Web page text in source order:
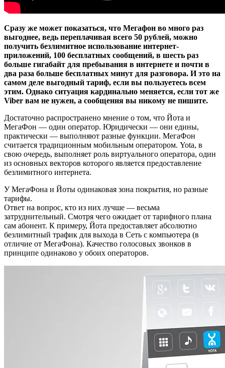
Сразу же может показаться, что Мегафон во много раз
выгоднее, ведь переплачивая всего 50 рублей, можно
получить безлимитное использование интернет-
приложений, 100 бесплатных сообщений, в шесть раз
больше гигабайт для пребывания в интернете и почти в
два раза больше бесплатных минут для разговора. И это на
самом деле выгодный тариф, если вы пользуетесь всем
этим. Однако ситуация кардинально меняется, если тот же
Viber вам не нужен, а сообщения вы никому не пишите.
Достаточно распространено мнение о том, что Йота и
МегаФон — один оператор. Юридически — они едины,
практически — выполняют разные функции. МегаФон
считается традиционным мобильным оператором. Yota, в
свою очередь, выполняет роль виртуального оператора, один
из основных векторов которого является предоставление
безлимитного интернета.
У МегаФона и Йоты одинаковая зона покрытия, но разные
тарифы.
Ответ на вопрос, кто из них лучше — весьма
затруднительный. Смотря чего ожидает от тарифного плана
сам абонент. К примеру, Йота предоставляет абсолютно
безлимитный трафик для выхода в Сеть с компьютера (в
отличие от МегаФона). Качество голосовых звонков в
принципе одинаково у обоих операторов.